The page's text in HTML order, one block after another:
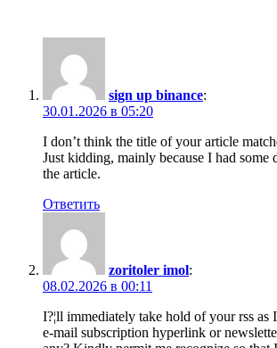
sign up binance:
30.01.2026 в 05:20
I don’t think the title of your article
Just kidding, mainly because I had some
the article.
Ответить
zoritoler imol:
08.02.2026 в 00:11
I?¦ll immediately take hold of your rss
e-mail subscription hyperlink or